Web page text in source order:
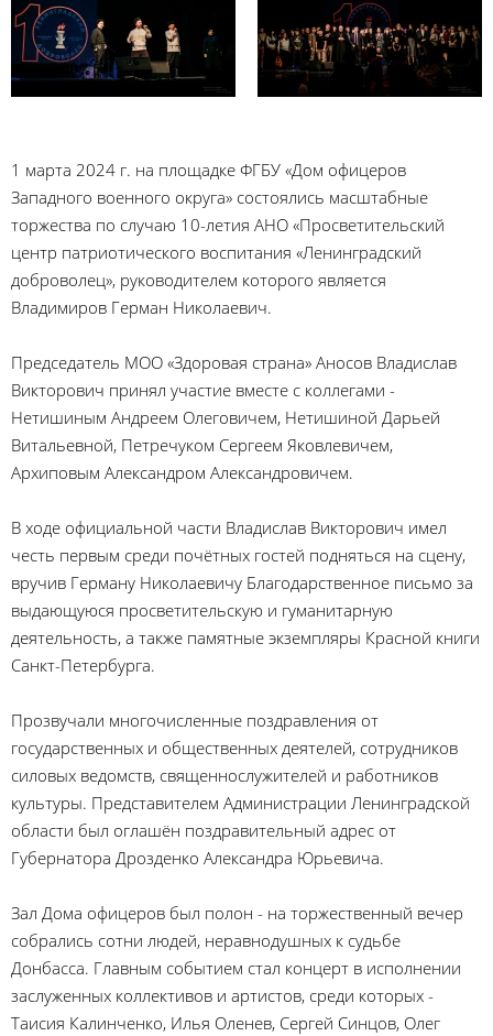
1 марта 2024 г. на площадке ФГБУ «Дом офицеров
Западного военного округа» состоялись масштабные
торжества по случаю 10-летия АНО «Просветительский
центр патриотического воспитания «Ленинградский
доброволец», руководителем которого является
Владимиров Герман Николаевич.
Председатель МОО «Здоровая страна» Аносов Владислав
Викторович принял участие вместе с коллегами -
Нетишиным Андреем Олеговичем, Нетишиной Дарьей
Витальевной, Петречуком Сергеем Яковлевичем,
Архиповым Александром Александровичем.
В ходе официальной части Владислав Викторович имел
честь первым среди почётных гостей подняться на сцену,
вручив Герману Николаевичу Благодарственное письмо за
выдающуюся просветительскую и гуманитарную
деятельность, а также памятные экземпляры Красной книги
Санкт-Петербурга.
Прозвучали многочисленные поздравления от
государственных и общественных деятелей, сотрудников
силовых ведомств, священнослужителей и работников
культуры. Представителем Администрации Ленинградской
области был оглашён поздравительный адрес от
Губернатора Дрозденко Александра Юрьевича.
Зал Дома офицеров был полон - на торжественный вечер
собрались сотни людей, неравнодушных к судьбе
Донбасса. Главным событием стал концерт в исполнении
заслуженных коллективов и артистов, среди которых -
Таисия Калинченко, Илья Оленев, Сергей Синцов, Олег